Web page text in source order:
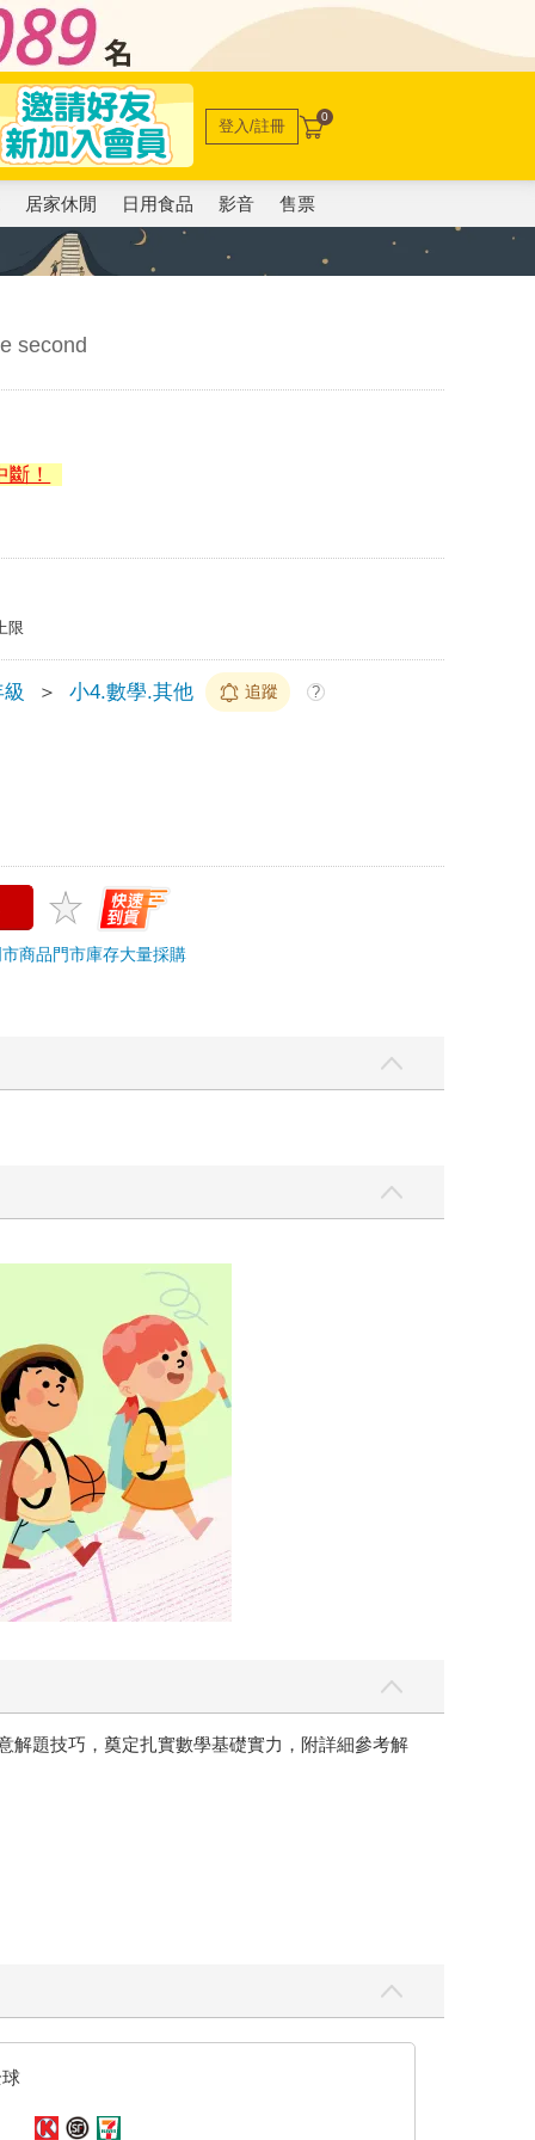
登入/註冊 0
居家休閒 日用食品 影音 售票
second
！
限
＞ 小4.數學.其他 追蹤 ?
商品門市庫存大量採購
解題技巧，奠定扎實數學基礎實力，附詳細參考解